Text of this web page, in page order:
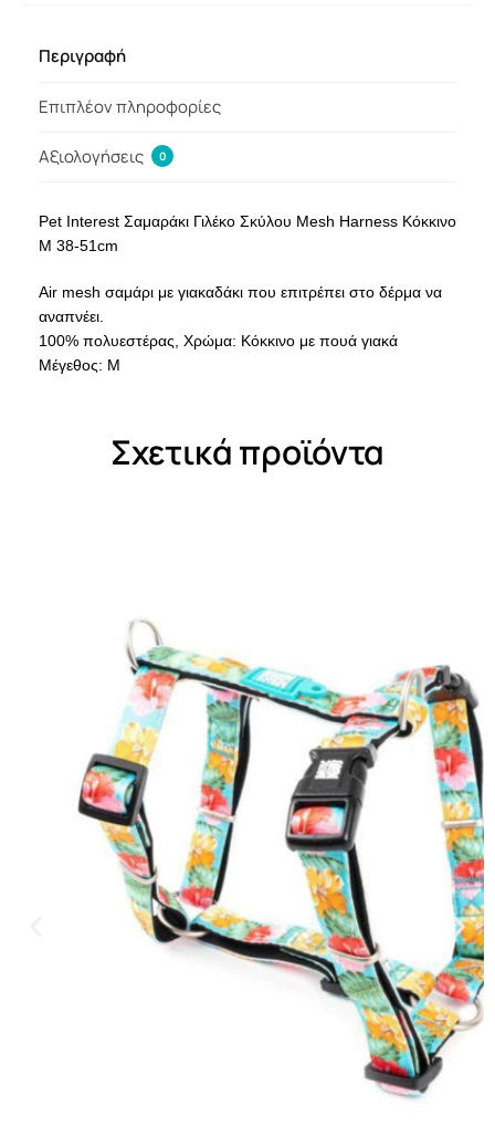
Περιγραφή
Επιπλέον πληροφορίες
Αξιολογήσεις 0
Pet Interest Σαμαράκι Γιλέκο Σκύλου Mesh Harness Κόκκινο
Μ 38-51cm
Air mesh σαμάρι με γιακαδάκι που επιτρέπει στο δέρμα να
αναπνέει.
100% πολυεστέρας, Χρώμα: Κόκκινο με πουά γιακά
Μέγεθος: Μ
Σχετικά προϊόντα